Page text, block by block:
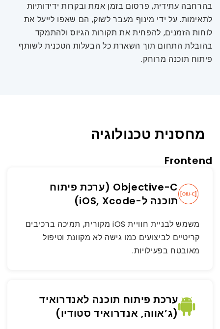
בהרחבה עתידית, פרסום בזמן אמת ובקרות ידידותיות
לתאימות. על ידי מינוף מעבר לשוק, הם שאפו לייעל את
לוחות הזמנים, להפחית את תקורות הגיוס ולהתמקד
בהובלת התחום תוך השארת כל הבעלות הטכנית לשותף
פיתוח תוכנה מרוחק.
מחסנית טכנולוגיה
Frontend
Objective-C (ערכת פיתוח
תוכנה ל-iOS, Xcode)
משמש לבניית חוויית iOS מקורית, תמיכה ברכיבים
קריטיים לביצועים כמו גישה לא מקוונת וטיפול
מאובטח בפעילויות.
ערכת פיתוח תוכנה לאנדרואיד
(ג’אווה, אנדרואיד סטודיו)